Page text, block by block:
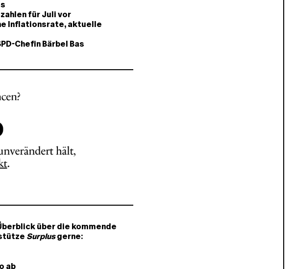
für Juli vor
Inflationsrate, aktuelle
Chefin Bärbel Bas
über die kommende
Surplusgerne:
ab